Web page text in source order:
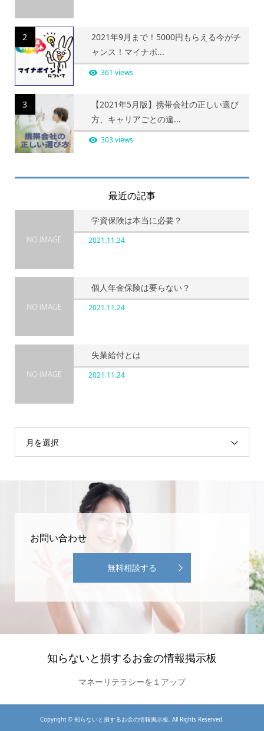
2
2021年9月まで！5000円もらえる今がチ
ャンス！マイナポ...
361 views
3
【2021年5月版】携帯会社の正しい選び
方、キャリアごとの違...
303 views
最近の記事
学資保険は本当に必要？
2021.11.24
個人年金保険は要らない？
2021.11.24
失業給付とは
2021.11.24
月を選択
お問い合わせ
無料相談する
知らないと損するお金の情報掲示板
マネーリテラシーを１アップ
Copyright © 知らないと損するお金の情報掲示板. All Rights Reserved.